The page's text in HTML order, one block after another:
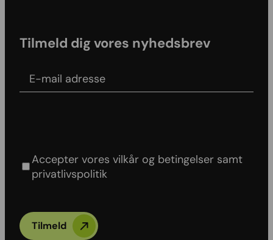
Tilmeld dig vores nyhedsbrev
Accepter vores vilkår og betingelser samt
privatlivspolitik
Tilmeld